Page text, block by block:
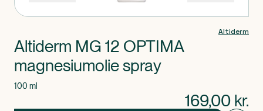
Altiderm
Altiderm MG 12 OPTIMA
magnesiumolie spray
100 ml
169,00 kr.